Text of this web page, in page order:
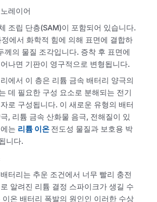
레이어
조립 단층(SAM)이 포함되어 있습니다.
에서 화학적 힘에 의해 표면에 결합하
께의 물질 조각입니다. 증착 후 표면에
나면 기판이 영구적으로 변형됩니다.
에서 이 층은 리튬 금속 배터리 양극의
데 필요한 구성 요소로 분해되는 전기
로 구성됩니다. 이 새로운 유형의 배터
, 리튬 금속 산화물 음극, 전해질이 있
는 리튬 이온 전도성 물질과 보호용 박
니다.
터리는 추운 조건에서 너무 빨리 충전
알려진 리튬 결정 스파이크가 생길 수
이온 배터리 폭발의 원인인 이러한 수상